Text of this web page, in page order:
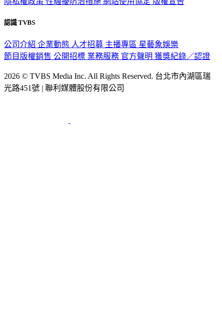
認識 TVBS
公司介紹 企業動態 人才招募 主播專區 星藝象娛樂
節目版權銷售 公開招標 業務服務 官方聲明 獲獎紀錄／認證
2026 © TVBS Media Inc. All Rights Reserved. 台北市內湖區瑞
光路451號 | 聯利媒體股份有限公司